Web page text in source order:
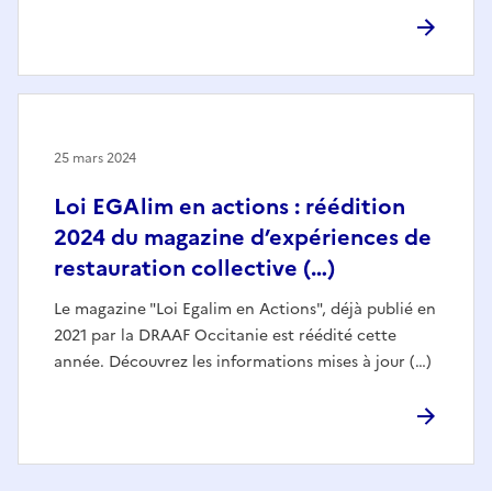
Loi EGAlim en actions : réédition
2024 du magazine d’expériences de
restauration collective (…)
Le magazine "Loi Egalim en Actions", déjà publié en
2021 par la DRAAF Occitanie est réédité cette
année. Découvrez les informations mises à jour (…)
25 mars 2024